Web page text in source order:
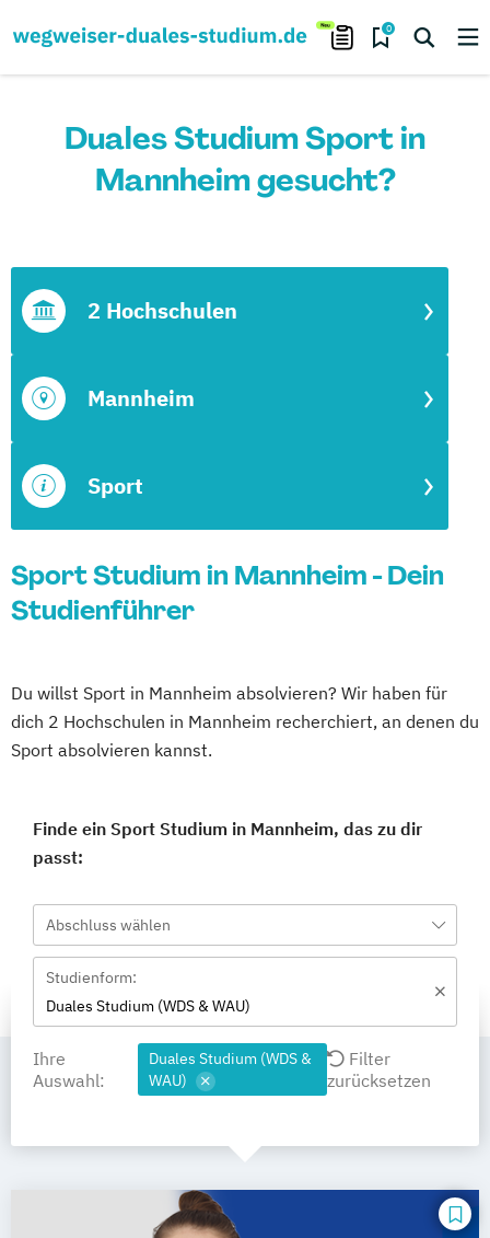
0
Duales Studium Sport in
Mannheim gesucht?
Sport
Mannheim
2 Hochschulen
Sport Studium in Mannheim - Dein
Studienführer
Du willst Sport in Mannheim absolvieren? Wir haben für
dich 2 Hochschulen in Mannheim recherchiert, an denen du
Sport absolvieren kannst.
Finde ein Sport Studium in Mannheim, das zu dir
passt:
Abschluss wählen
Studienform:
Duales Studium (WDS & WAU)
Ihre
Auswahl:
Duales Studium (WDS &
WAU)
Filter
zurücksetzen